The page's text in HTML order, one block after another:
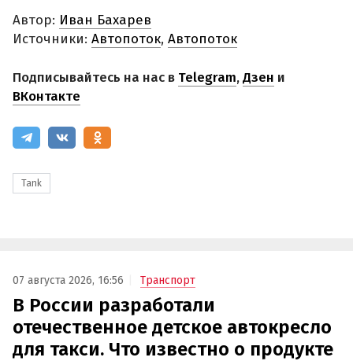
Автор: Иван Бахарев
Источники: Автопоток, Автопоток
Подписывайтесь на нас в Telegram,Дзен и
ВКонтакте
Tank
07 августа 2026, 16:56 Транспорт
В России разработали
отечественное детское автокресло
для такси. Что известно о продукте